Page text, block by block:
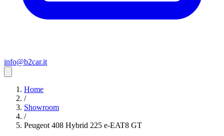
info@b2car.it
Home
/
Showroom
/
Peugeot 408 Hybrid 225 e-EAT8 GT